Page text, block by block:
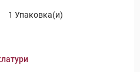
1 Упаковка(и)